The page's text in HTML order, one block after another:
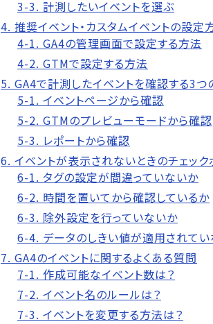
3-3. 計測したいイベントを選ぶ
4. 推奨イベント・カスタムイベントの設定
4-1. GA4の管理画面で設定する方法
4-2. GTMで設定する方法
5. GA4で計測したイベントを確認する3つ
5-1. イベントページから確認
5-2. GTMのプレビューモードから確認
5-3. レポートから確認
6. イベントが表示されないときのチェック
6-1. タグの設定が間違っていないか
6-2. 時間を置いてから確認しているか
6-3. 除外設定を行っていないか
6-4. データのしきい値が適用されて
7. GA4のイベントに関するよくある質問
7-1. 作成可能なイベント数は？
7-2. イベント名のルールは？
7-3. イベントを変更する方法は？